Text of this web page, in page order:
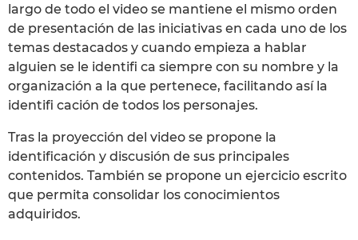
largo de todo el video se mantiene el mismo orden
de presentación de las iniciativas en cada uno de los
temas destacados y cuando empieza a hablar
alguien se le identifi ca siempre con su nombre y la
organización a la que pertenece, facilitando así la
identifi cación de todos los personajes.
Tras la proyección del video se propone la
identificación y discusión de sus principales
contenidos. También se propone un ejercicio escrito
que permita consolidar los conocimientos
adquiridos.